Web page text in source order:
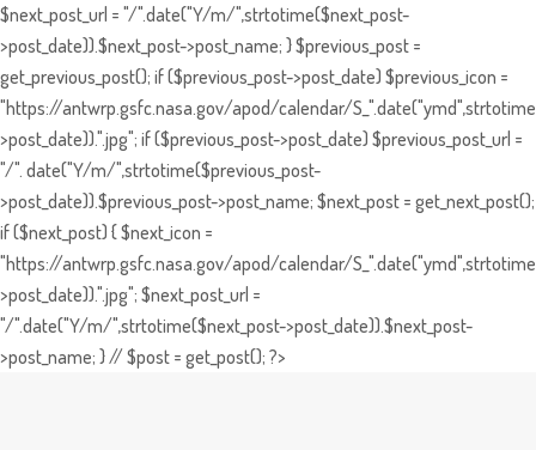
$next_post_url = "/".date("Y/m/",strtotime($next_post-
>post_date)).$next_post->post_name; } $previous_post =
get_previous_post(); if ($previous_post->post_date) $previous_icon =
"https://antwrp.gsfc.nasa.gov/apod/calendar/
>post_date)).".jpg"; if ($previous_post->post_date) $previous_post_url =
"/". date("Y/m/",strtotime($previous_post-
>post_date)).$previous_post->post_name; $next_post = get_next_post();
if ($next_post) { $next_icon =
"https://antwrp.gsfc.nasa.gov/apod/calendar/
>post_date)).".jpg"; $next_post_url =
"/".date("Y/m/",strtotime($next_post->post_date)).$next_post-
>post_name; } // $post = get_post(); ?>